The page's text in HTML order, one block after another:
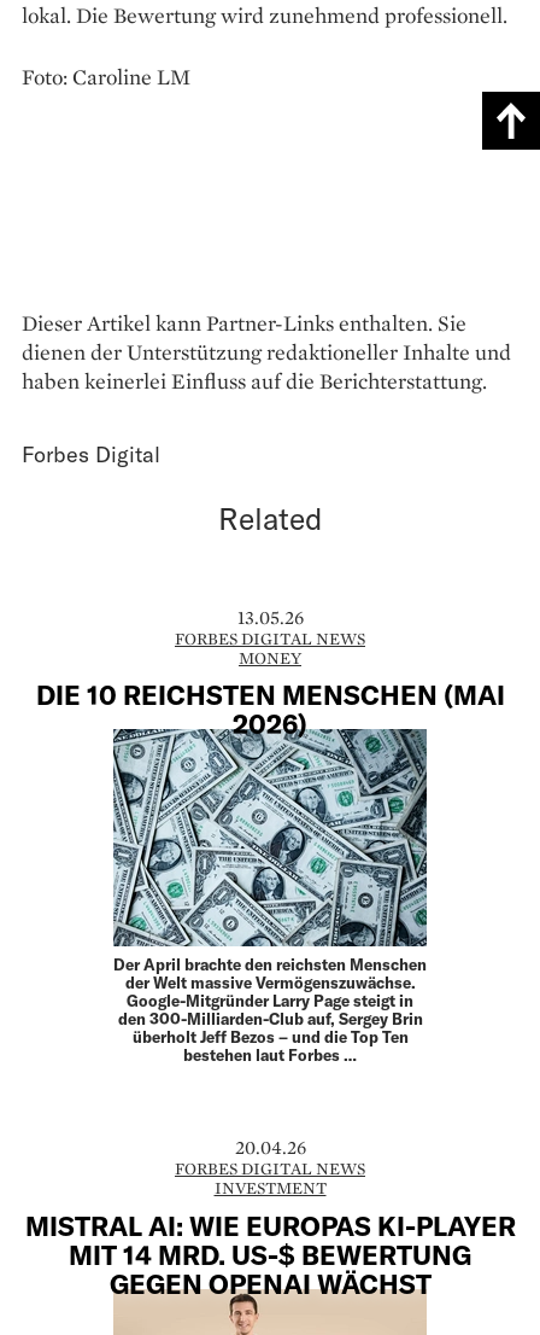
lokal. Die Bewertung wird zunehmend professionell.
Foto: Caroline LM
Dieser Artikel kann Partner-Links enthalten. Sie
dienen der Unterstützung redaktioneller Inhalte und
haben keinerlei Einfluss auf die Berichterstattung.
Forbes Digital
Related
13.05.26
FORBES DIGITAL NEWS
MONEY
DIE 10 REICHSTEN MENSCHEN (MAI
2026)
Der April brachte den reichsten Menschen
der Welt massive Vermögenszuwächse.
Google-Mitgründer Larry Page steigt in
den 300-Milliarden-Club auf, Sergey Brin
überholt Jeff Bezos – und die Top Ten
bestehen laut Forbes …
20.04.26
FORBES DIGITAL NEWS
INVESTMENT
MISTRAL AI: WIE EUROPAS KI-PLAYER
MIT 14 MRD. US-$ BEWERTUNG
GEGEN OPENAI WÄCHST